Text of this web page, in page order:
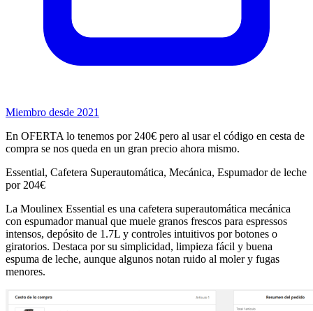
Miembro desde 2021
En OFERTA lo tenemos por 240€ pero al usar el código en cesta de
compra se nos queda en un gran precio ahora mismo.
Essential, Cafetera Superautomática, Mecánica, Espumador de leche
por 204€
La Moulinex Essential es una cafetera superautomática mecánica
con espumador manual que muele granos frescos para espressos
intensos, depósito de 1.7L y controles intuitivos por botones o
giratorios. Destaca por su simplicidad, limpieza fácil y buena
espuma de leche, aunque algunos notan ruido al moler y fugas
menores.